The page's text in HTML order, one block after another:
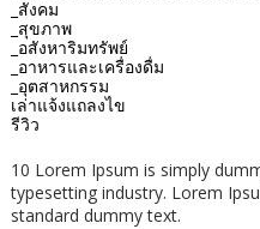
_สังคม
_สุขภาพ
_อสังหาริมทรัพย์
_อาหารและเครื่องดื่ม
_อุตสาหกรรม
เล่าแจ้งแถลงไข
รีวิว
10 Lorem Ipsum is simply
typesetting industry. Lorem
standard dummy text.